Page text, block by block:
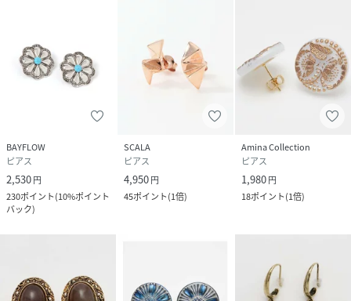
BAYFLOW
ピアス
2,530円
230ポイント(10%ポイント
バック)
SCALA
ピアス
4,950円
45ポイント(1倍)
Amina Collection
ピアス
1,980円
18ポイント(1倍)